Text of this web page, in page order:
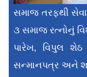
સમાજ તરફથી
૩ સમાજ રત્નોનું
પારેખ, વિપુલ શેઠ
સન્માનપત્ર અને